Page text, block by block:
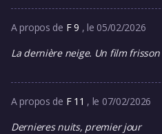
A propos de F 9 , le 05/02/2026
La dernière neige. Un film
A propos de F 11 , le 07/02/2026
Dernieres nuits, premier jour